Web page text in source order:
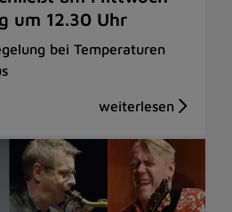
um 12.30 Uhr
bei Temperaturen